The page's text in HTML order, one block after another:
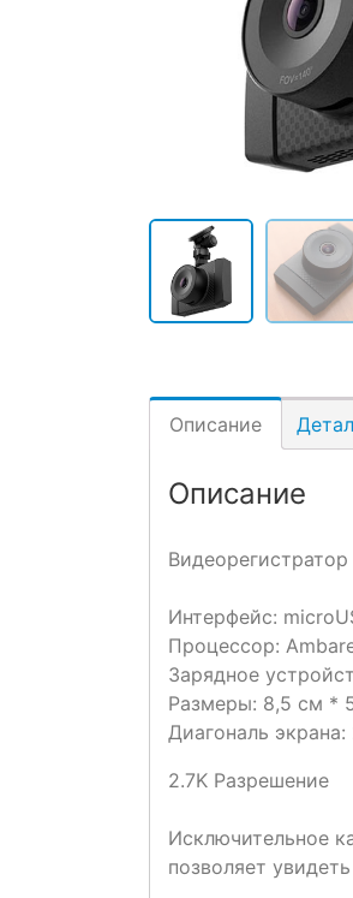
Описание
Описание
Интерфейс:
Процессор:
Зарядное
Размеры: 8,5 см *
Диагональ
2.7K Разрешение
Исключительное
позволяет